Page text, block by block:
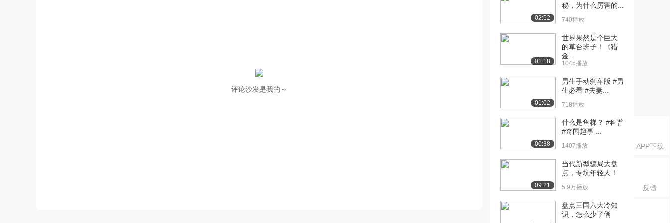
APP下载
反馈
评论沙发是我的～
02:52
秘，为什么厉害的...
740播放
01:18
世界果然是个巨大
的草台班子！《猎
金...
1045播放
01:02
男生手动刹车版 #男
生必看 #夫妻...
718播放
00:38
什么是鱼梯？ #科普
#奇闻趣事 ...
1407播放
09:21
当代新型骗局大盘
点，专坑年轻人！
5.9万播放
盘点三国六大冷知
识，怎么少了俩